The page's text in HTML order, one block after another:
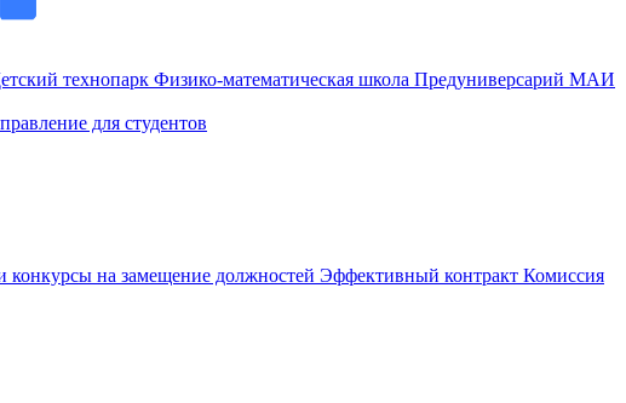
технопарк Физико-математическая школа Предуниверсарий МАИ
для студентов
на замещение должностей Эффективный контракт Комиссия